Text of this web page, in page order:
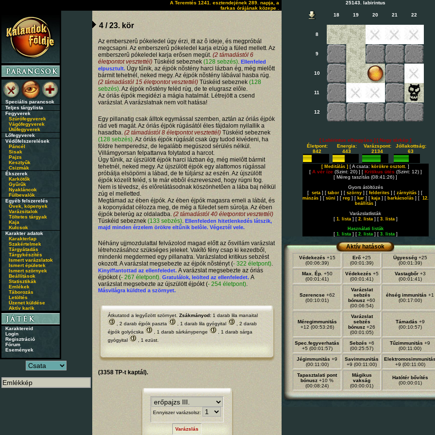
A Teremtés 1241. esztendejének 289. napja, a
farkas órájának közepe .
Speciális parancsok
Teljes tárgylista
Fegyverek
Szúrófegyverek
Vágófegyverek
Ütőfegyverek
Lőfegyverek
Védőfelszerelések
Páncél
Sisak
Pajzs
Kesztyűk
Csizmák
Ékszerek
Karkötők
Gyűrűk
Nyakláncok
Fülbevalók
Egyéb felszerelés
Övek, köpenyek
Varázsitalok
Töltetes tárgyak
Kaja
Kulcsok
Karakter adatok
Karakterlap
Szakértelmek
Tárgyátadás
Tárgykészítés
Ismert varázslatok
Ismert épületek
Ismert szörnyek
Beállítások
Statisztikák
Emlékek
Táborozás
Letöltés
Üzenet küldése
Aktív karik
Karaktereid
Login
Regisztráció
Fórum
Események
4 / 23. kör
Az emberszerû pókeledel úgy érzi, itt az ô ideje, és megpróbál
megcsapni. Az emberszerû pókeledel karja elzúg a füled mellett. Az
emberszerû pókeledel karja erősen megüt. (2 támadástól 6
életpontot vesztettél) Tüskéid sebeznek (128 sebzés). Ellenfeled
elpusztult. Úgy tűnik, az éjpók nõstény harci lázban ég, még mielôtt
bármit tehetnél, neked megy. Az éjpók nõstény lábával hasba rúg.
(2 támadástól 15 életpontot vesztettél) Tüskéid sebeznek (128
sebzés). Az éjpók nõstény feléd rúg, de te elugrasz elôle.
Az óriás éjpók megidézi a mágia hatalmát. Létrejött a csend
varázslat. A varázslatnak nem volt hatása!
Egy pillanatig csak álltok egymással szemben, aztán az óriás éjpók
rád veti magát. Az óriás éjpók rúgásától éles fájdalom nyilallik a
hasadba. (2 támadástól 8 életpontot vesztettél) Tüskéid sebeznek
(128 sebzés). Az óriás éjpók rúgását csak úgy tudod kivédeni, ha
földre hemperedsz, de legalább megúszod sérülés nélkül.
Villámgyorsan felpattanva folytatod a harcot.
Úgy tűnik, az újszülött éjpók harci lázban ég, még mielôtt bármit
tehetnél, neked megy. Az újszülött éjpók egy alattomos rúgással
próbálja elsöpörni a lábad, de te túljársz az eszén. Az újszülött
éjpók közelít feléd, s te már ebbôl észreveszed, hogy rúgni fog.
Nem is tévedsz, és elôrelátásodnak köszönhetôen a lába baj nélkül
zúg el melletted.
Megtámad az ében éjpók. Az ében éjpók magasra emeli a lábát, és
a koponyádat célozza meg, de még a füledet sem súrolja. Az ében
éjpók belerúg az oldaladba. (2 támadástól 40 életpontot vesztettél)
Tüskéid sebeznek (133 sebzés). Ellenfeleden hitetlenkedés látszik,
majd minden érzelem örökre eltűnik belôle. Végeztél vele.
Néhány ujjmozdulattal felvázolod magad előtt az ősvillám varázslat
létrehozásához szükséges jeleket. Vakító fény csap ki kezedből,
mindenki megdermed egy pillanatra. Varázslatod kritikus sebzést
okozott. A varázslat megsebezte az éjpók nõstényt (- 322 életpont).
Kinyiffantottad az ellenfeledet. A varázslat megsebezte az óriás
éjpókot (- 267 életpont). Gratulálok, leölted az ellenfeledet. A
varázslat megsebezte az újszülött éjpókt (- 254 életpont).
Másvilágra küldted a szörnyet.
Átkutatod a legyőzött szörnyet.Zsákmányod: 1 darablila manaital
, 2 darab éjpók paszta , 1 darab lila gyógyital
, 2 darab
éjpók golyócska
, 1 darab sárkánypenge , 1 darabsárga
gyógyital
, 1 ezüst.
(3358 TP-t kaptál).
Ennyiszer varázsolsz:
Varázslás
25143. labirintus
18 19 20 21 22
8
9
10
11
12
[ Labirintus elhagyása ] [ Nagy térkép ]
Életpont:
842
Energia:
443
Varázspont:
2134
Jóllakottság:
63
[ Meditálás ] [ A csata: körökre osztott. ]
[ A vér íze(Szint: 20) ] [ Kritikus ütés (Szint: 12) ]
[ Méreg taszítás (08:41:26) ]
Gyors átöltözés
[ seta] [ tabor] [ szörny] [ felderites] [ zárnyitás] [
mászás] [ süni ] [ reg ] [ kar] [ kaja] [ barkácsolás] [ 12.
beállítás]
Varázslatlisták
[ 1. lista] [ 2. lista] [ 3. lista]
Használati listák
[ 1. lista] [ 2. lista] [ 3. lista]
Aktív hatások
Védekezés +15
(00:06:39)
Erő +25
(00:01:39)
Ügyesség +25
(00:01:39)
Max. Ép. +50
(00:01:41)
Védekezés +5
(00:01:41)
Vastagbőr +3
(00:01:41)
Szerencse +62
(00:10:01)
Varázslat
sebzés
bónusz +60
(00:06:54)
éhség immunitás +1
(00:17:00)
Méregimmunitás
+12 (00:53:26)
Varázslat
sebzés
bónusz +26
(00:01:05)
Támadás +9
(00:10:57)
Spec.fegyverhatás
+5 (00:01:57)
Sebzés +6
(00:25:57)
Tűzimmunitás +9
(00:11:00)
Jégimmunitás +9
(00:11:00)
Savimmunitás
+9 (00:11:00)
+9 (00:11:00)
Tapasztalati pont
bónusz +10 %
(00:08:24)
Mágikus
vakság
(00:00:01)
Hatótér bővítés
(00:00:01)